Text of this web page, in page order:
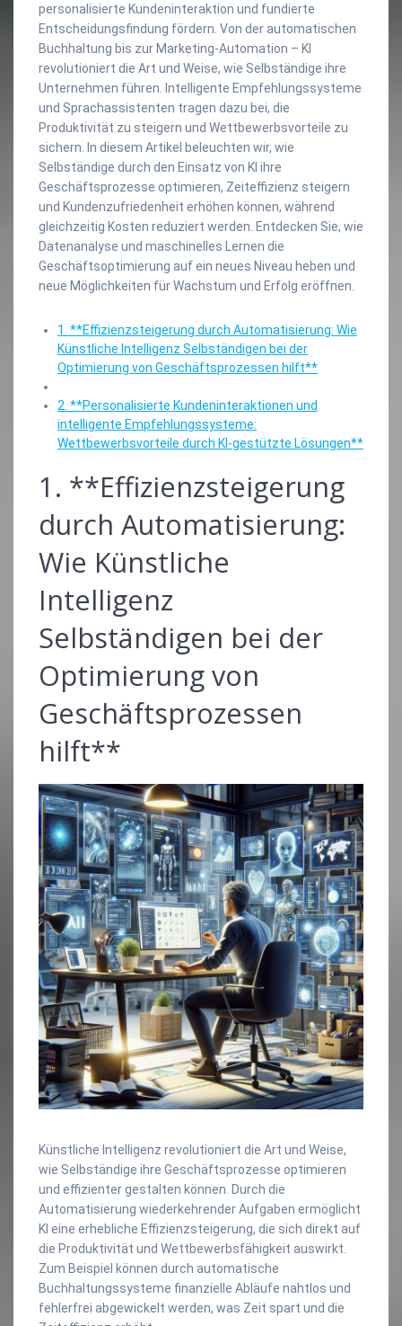
personalisierte Kundeninteraktion und fundierte
Entscheidungsfindung fördern. Von der automatischen
Buchhaltung bis zur Marketing-Automation – KI
revolutioniert die Art und Weise, wie Selbständige ihre
Unternehmen führen. Intelligente Empfehlungssysteme
und Sprachassistenten tragen dazu bei, die
Produktivität zu steigern und Wettbewerbsvorteile zu
sichern. In diesem Artikel beleuchten wir, wie
Selbständige durch den Einsatz von KI ihre
Geschäftsprozesse optimieren, Zeiteffizienz steigern
und Kundenzufriedenheit erhöhen können, während
gleichzeitig Kosten reduziert werden. Entdecken Sie, wie
Datenanalyse und maschinelles Lernen die
Geschäftsoptimierung auf ein neues Niveau heben und
neue Möglichkeiten für Wachstum und Erfolg eröffnen.
1. **Effizienzsteigerung durch Automatisierung: Wie
Künstliche Intelligenz Selbständigen bei der
Optimierung von Geschäftsprozessen hilft**
2. **Personalisierte Kundeninteraktionen und
intelligente Empfehlungssysteme:
Wettbewerbsvorteile durch KI-gestützte Lösungen**
1. **Effizienzsteigerung
durch Automatisierung:
Wie Künstliche
Intelligenz
Selbständigen bei der
Optimierung von
Geschäftsprozessen
hilft**
Künstliche Intelligenz revolutioniert die Art und Weise,
wie Selbständige ihre Geschäftsprozesse optimieren
und effizienter gestalten können. Durch die
Automatisierung wiederkehrender Aufgaben ermöglicht
KI eine erhebliche Effizienzsteigerung, die sich direkt auf
die Produktivität und Wettbewerbsfähigkeit auswirkt.
Zum Beispiel können durch automatische
Buchhaltungssysteme finanzielle Abläufe nahtlos und
fehlerfrei abgewickelt werden, was Zeit spart und die